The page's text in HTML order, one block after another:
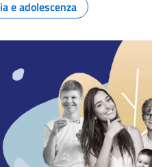
e adolescenza